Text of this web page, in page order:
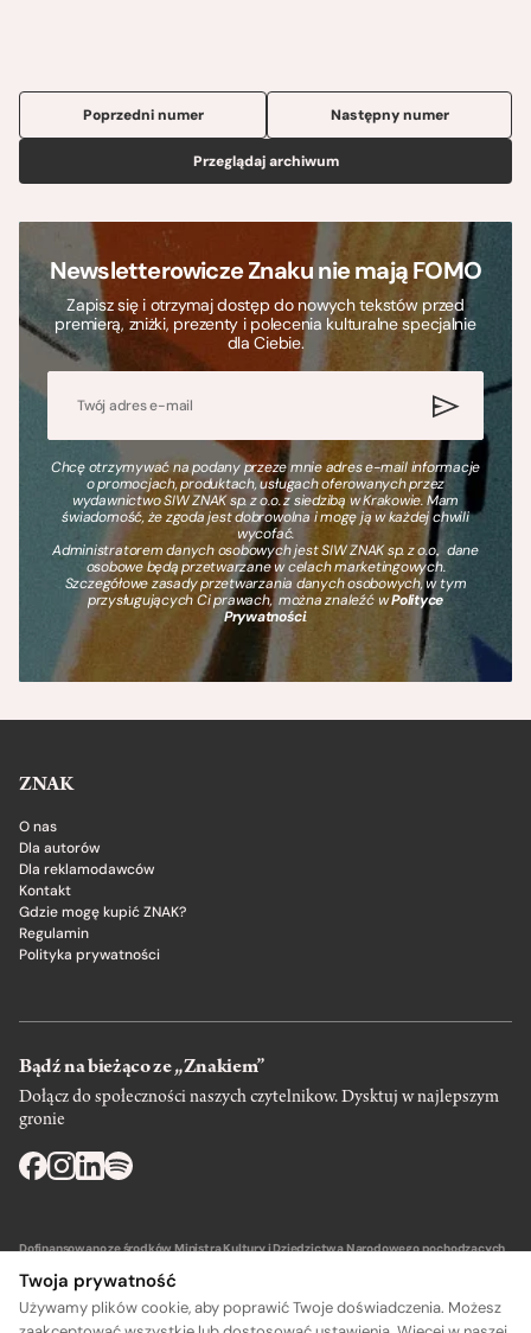
Poprzedni numer
Przeglądaj archiwum
Następny numer
Newsletterowicze Znaku nie mają FOMO
Zapisz się i otrzymaj dostęp do nowych tekstów przed
premierą, zniżki, prezenty i polecenia kulturalne specjalnie
dla Ciebie.
Chcę otrzymywać na podany przeze mnie adres e-mail informacje
o promocjach, produktach, usługach oferowanych przez
wydawnictwo SIW ZNAK sp. z o.o. z siedzibą w Krakowie. Mam
świadomość, że zgoda jest dobrowolna i mogę ją w każdej chwili
wycofać.
Administratorem danych osobowych jest SIW ZNAK sp. z o.o., dane
osobowe będą przetwarzane w celach marketingowych.
Szczegółowe zasady przetwarzania danych osobowych, w tym
przysługujących Ci prawach, można znaleźć wPolityce
Prywatności.
ZNAK
O nas
Dla autorów
Dla reklamodawców
Kontakt
Gdzie mogę kupić ZNAK?
Regulamin
Polityka prywatności
Bądź na bieżąco ze „Znakiem”
Dołącz do społeczności naszych czytelnikow. Dysktuj w najlepszym
gronie
Dofinansowano ze środków Ministra Kultury i Dziedzictwa Narodowego pochodzących
Twoja prywatność
Używamy plików cookie, aby poprawić Twoje doświadczenia. Możesz